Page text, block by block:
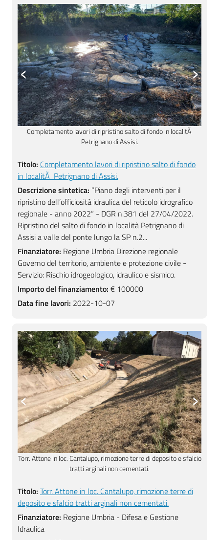
Salto di fondo ante operam in localitÃ Petrignano di Assisi.
‹ ›
Titolo: Completamento lavori di ripristino salto di fondo
in localitÃ Petrignano di Assisi.
Descrizione sintetica: “Piano degli interventi per il
ripristino dell’officiosità idraulica del reticolo idrografico
regionale - anno 2022” - DGR n.381 del 27/04/2022.
Ripristino del salto di fondo in località Petrignano di
Assisi a valle del ponte lungo la SP n.2...
Finanziatore: Regione Umbria Direzione regionale
Governo del territorio, ambiente e protezione civile -
Servizio: Rischio idrogeologico, idraulico e sismico.
Importo del finanziamento: € 100000
Data fine lavori: 2022-10-07
Torr. Attone in loc. Cantalupo, rimozione terre di deposito e sfalcio
tratti arginali non cementati.
‹ ›
Titolo: Torr. Attone in loc. Cantalupo, rimozione terre di
deposito e sfalcio tratti arginali non cementati.
Finanziatore: Regione Umbria - Difesa e Gestione
Idraulica